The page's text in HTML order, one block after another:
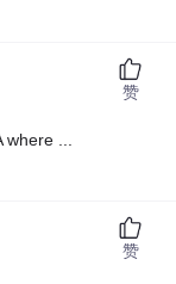
where ...
赞
赞